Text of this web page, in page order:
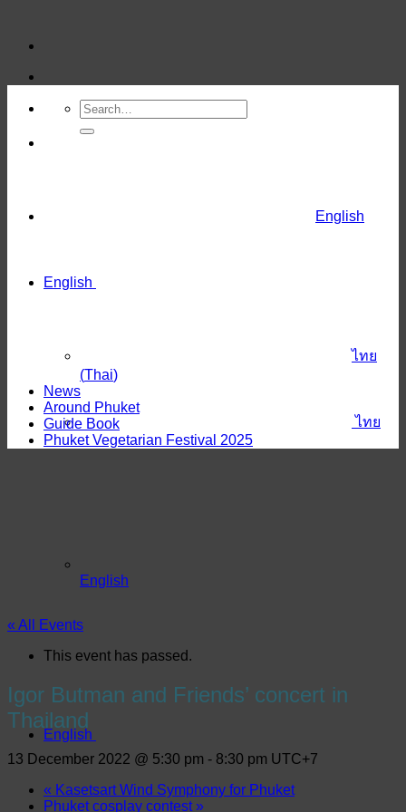
content
English
ไทย
English
English
English
ไทย
(Thai)
News
Around Phuket
Guide Book
Phuket Vegetarian Festival 2025
« All Events
This event has passed.
Igor Butman and Friends’ concert in
Thailand
13 December 2022 @ 5:30 pm - 8:30 pm UTC+7
« Kasetsart Wind Symphony for Phuket
Phuket cosplay contest»